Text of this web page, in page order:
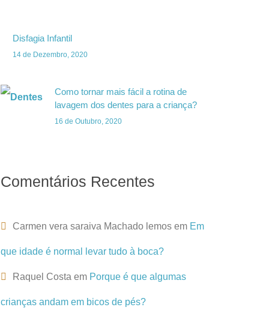
Disfagia Infantil
14 de Dezembro, 2020
Como tornar mais fácil a rotina de
lavagem dos dentes para a criança?
16 de Outubro, 2020
Comentários Recentes
Carmen vera saraiva Machado lemos em Em
que idade é normal levar tudo à boca?
Raquel Costa em Porque é que algumas
crianças andam em bicos de pés?